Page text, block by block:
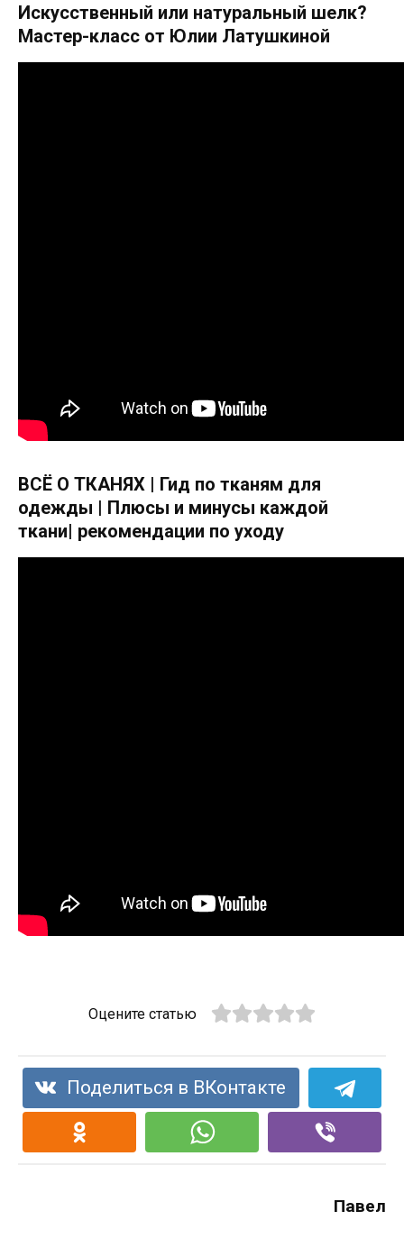
Искусственный или натуральный шелк?
Мастер-класс от Юлии Латушкиной
ВСЁ О ТКАНЯХ | Гид по тканям для
одежды | Плюсы и минусы каждой
ткани| рекомендации по уходу
Оцените статью
Поделиться в ВКонтакте
Павел